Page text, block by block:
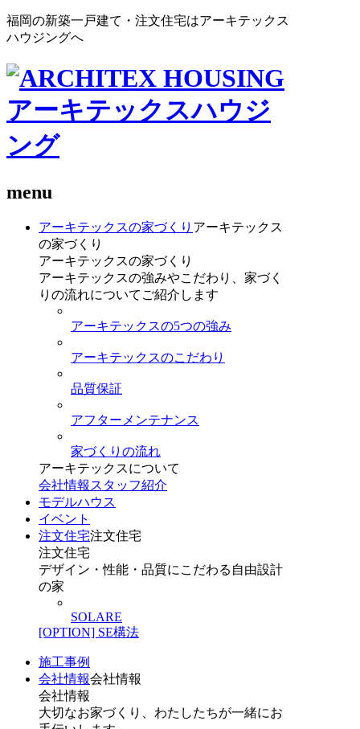
福岡の新築一戸建て・注文住宅はアーキテックス
ハウジングへ
menu
アーキテックスの家づくり アーキテックス
の家づくり
アーキテックスの家づくり
アーキテックスの強みやこだわり、家づく
りの流れについてご紹介します
アーキテックスの5つの強み
アーキテックスのこだわり
品質保証
アフターメンテナンス
家づくりの流れ
アーキテックスについて
会社情報 スタッフ紹介
モデルハウス
イベント
注文住宅注文住宅
注文住宅
デザイン・性能・品質にこだわる自由設計
の家
SOLARE
[OPTION] SE構法
施工事例
会社情報会社情報
会社情報
大切なお家づくり、わたしたちが一緒にお